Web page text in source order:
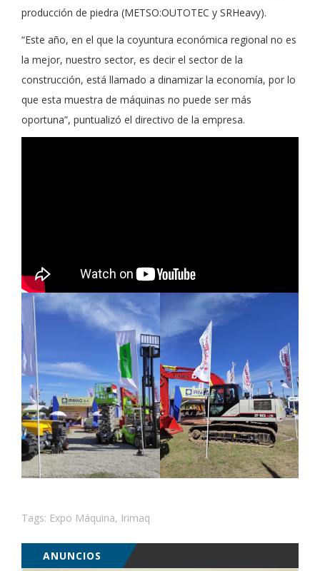
producción de piedra (METSO:OUTOTEC y SRHeavy).
“Este año, en el que la coyuntura económica regional no es
la mejor, nuestro sector, es decir el sector de la
construcción, está llamado a dinamizar la economía, por lo
que esta muestra de máquinas no puede ser más
oportuna”, puntualizó el directivo de la empresa.
Tags: Expo Máquina, Irimaq
ANUNCIOS